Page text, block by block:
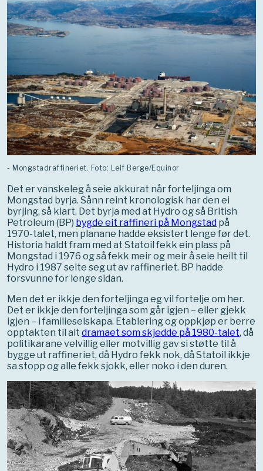
- Mongstadraffineriet. Foto: Leif Berge/Equinor
Det er vanskeleg å seie akkurat når forteljinga om
Mongstad byrja. Sånn reint kronologisk har den ei
byrjing, så klart. Det byrja med at Hydro og så British
Petroleum (BP) bygde eit raffineri på Mongstad på
1970-talet, men planane hadde eksistert lenge før det.
Historia haldt fram med at Statoil fekk ein plass på
Mongstad i 1976 og så fekk meir og meir å seie heilt til
Hydro i 1987 selte seg ut av raffineriet. BP hadde
forsvunne for lenge sidan.
Men det er ikkje den forteljinga eg vil fortelje om her.
Det er ikkje den forteljinga som går igjen – eller gjekk
igjen – i familieselskapa. Etablering og oppkjøp er berre
opptakten til alt dramaet som skjedde på 1980-talet, då
politikarane velvillig eller motvillig gav si støtte til å
bygge ut raffineriet, då Hydro fekk nok, då Statoil ikkje
sa stopp og alle fekk sjokk, eller noko i den duren.